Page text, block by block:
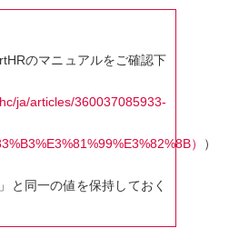
のマニュアルをご確認下
360037085933-
）
）
と同一の値を保持しておく